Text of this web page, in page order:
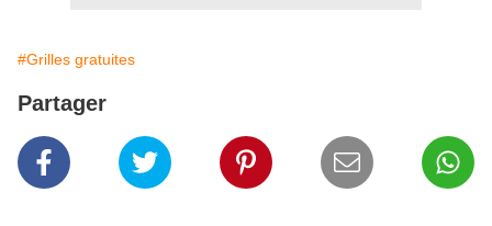
#Grilles gratuites
Partager